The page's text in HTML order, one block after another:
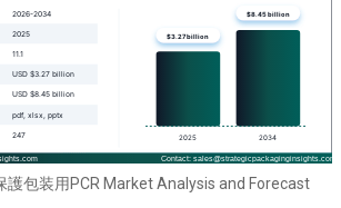
護包装用PCR Market Analysis and Forecast